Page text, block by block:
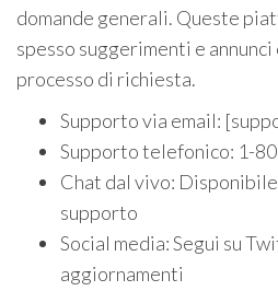
domande generali. Queste
spesso suggerimenti e
processo di richiesta.
Supporto via email: [
Supporto telefonico: 1-
Chat dal vivo:
supporto
Social media: Segui su
aggiornamenti